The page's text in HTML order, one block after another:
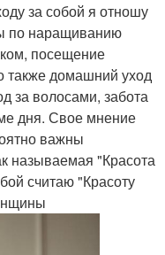
за собой я отношу
по наращиванию
посещение
также домашний уход
за волосами, забота
дня. Свое мнение
важны
называемая "Красота
считаю "Красоту